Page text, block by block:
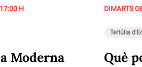
H
Moderna
DIMARTS
Tertúlia
Què